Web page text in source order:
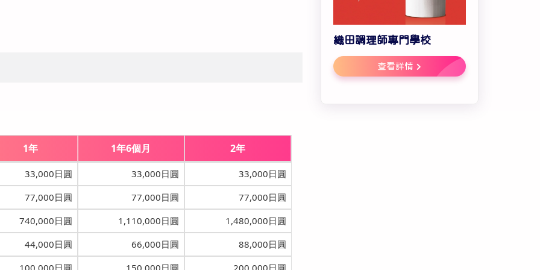
1年 1年6個月 2年
33,000日圓 33,000日圓
33,000日圓
77,000日圓
77,000日圓
77,000日圓
740,000日圓
1,110,000日圓
1,480,000日圓
44,000日圓
66,000日圓
88,000日圓
100,000日圓
150,000日圓 200,000日圓
織田調理師專門學校
查看詳情